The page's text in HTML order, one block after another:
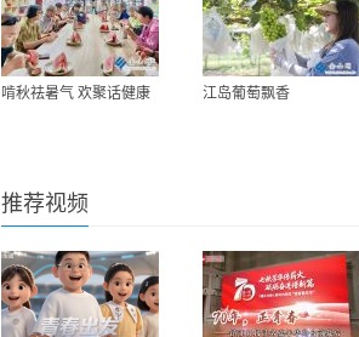
啃秋祛暑气 欢聚话健康 江岛葡萄飘香
推荐视频